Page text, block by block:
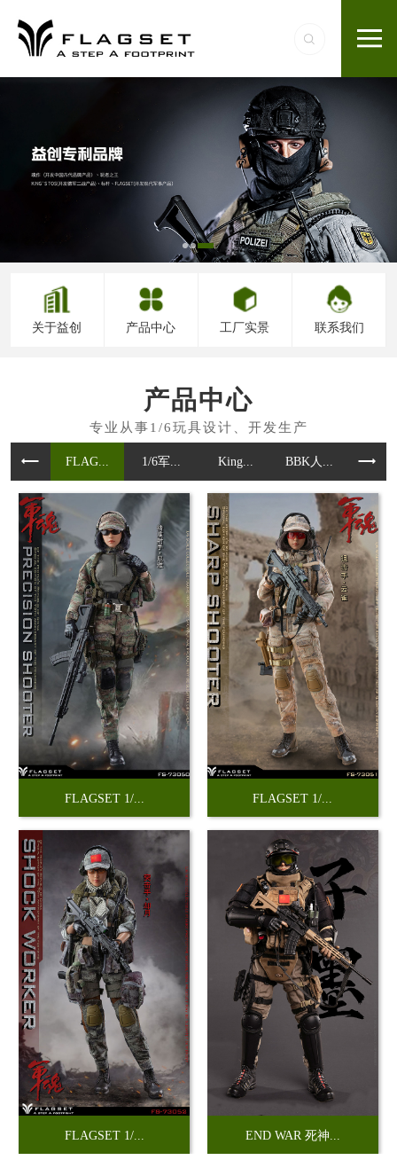
关于益创 产品中心 工厂实景 联系我们
产品中心
FLAG... 1/6军... King... BBK人... 魂作
FLAGSET 1/... FLAGSET 1/...
FLAGSET 1/... END WAR 死神...